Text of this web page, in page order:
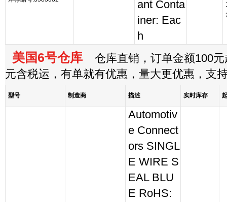
ant Conta
iner: Eac
h
美国6号仓库 仓库直销，订单金额100元
元含税运，有单就有优惠，量大更优惠，支
型号 制造商 描述 实时库存
Automotiv
e Connect
ors SINGL
E WIRE S
EAL BLU
E RoHS: